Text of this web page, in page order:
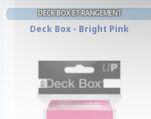
DECK BOX ET RANGEMENT
Deck Box - Bright Pink